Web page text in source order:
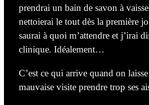
prendrai un bain de savon à
nettoierai le tout dès la première
saurai à quoi m’attendre et j’irai
clinique. Idéalement…
C’est ce qui arrive quand on
mauvaise visite prendre trop ses